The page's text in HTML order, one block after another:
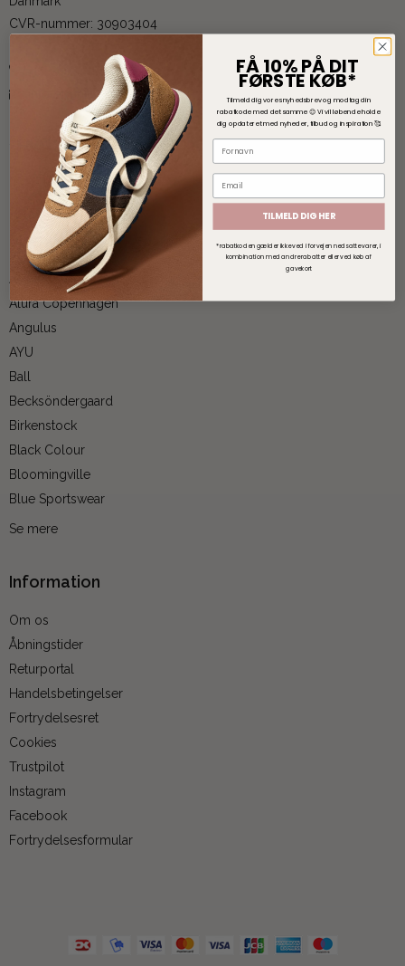
CVR-nummer: 30903404
+45 53 89 08 98
info@buursamsoe.dk
Mærker
A. Kjærbede
Alura Copenhagen
Angulus
AYU
Ball
Becksöndergaard
Birkenstock
Black Colour
Bloomingville
Blue Sportswear
Se mere
Information
Om os
Åbningstider
Returportal
Handelsbetingelser
Fortrydelsesret
Cookies
Trustpilot
Instagram
Facebook
Fortrydelsesformular
FÅ 10% PÅ DIT
FØRSTE KØB*
Tilmeld dig vores nyhedsbrev og modtag din
rabatkode med det samme 😊Vi vil løbende holde
dig opdateret med nyheder, tilbud og inspiration 🥰
TILMELD DIG HER
*rabatkoden gælder ikke ved i forvejen nedsatte varer, i
kombination med andre rabatter eller ved køb af
gavekort